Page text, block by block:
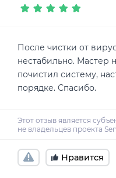
После чистки от
нестабильно. Мастер
почистил систему,
порядке. Спасибо.
Нравится